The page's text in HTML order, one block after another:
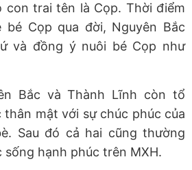
con trai tên là Cọp. Thời điểm
bé Cọp qua đời, Nguyên Bắc
và đồng ý nuôi bé Cọp như
Bắc và Thành Lĩnh còn tổ
mật với sự chúc phúc của
Sau đó cả hai cũng thường
sống hạnh phúc trên MXH.